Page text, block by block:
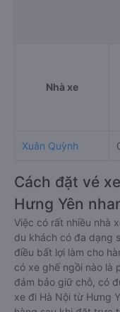
Nhà xe
Xuân Quỳnh
Cách đặt vé
Hưng Yên
Việc có rất nhiều nhà
du khách có đa dạng
điều bất lợi làm cho
có xe ghế ngồi nào là
đảm bảo giữ chỗ, có
xe đi Hà Nội từ Hưng